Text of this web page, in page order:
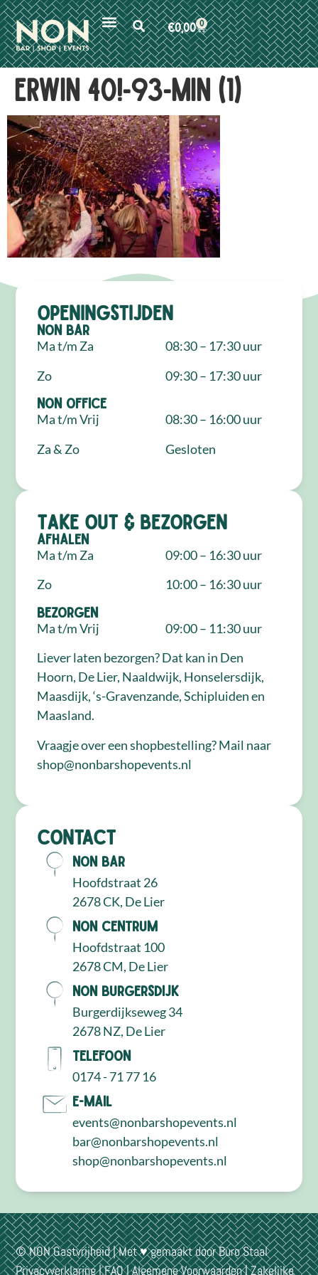
€0,00 0
ERWIN 40!-93-min (1)
Openingstijden
NON Bar
Ma t/m Za
Zo
08:30 – 17:30 uur
09:30 – 17:30 uur
NON Office
Ma t/m Vrij
Za & Zo
08:30 – 16:00 uur
Gesloten
Take out & bezorgen
Afhalen
Ma t/m Za
Zo
09:00 – 16:30 uur
10:00 – 16:30 uur
Bezorgen
Ma t/m Vrij
09:00 – 11:30 uur
Liever laten bezorgen? Dat kan in Den
Hoorn, De Lier, Naaldwijk, Honselersdijk,
Maasdijk, ‘s-Gravenzande, Schipluiden en
Maasland.
Vraagje over een shopbestelling? Mail naar
shop@nonbarshopevents.nl
Contact
NON Bar
Hoofdstraat 26
2678 CK, De Lier
NON Centrum
Hoofdstraat 100
2678 CM, De Lier
NON Burgersdijk
Burgerdijkseweg 34
2678 NZ, De Lier
Telefoon
0174 - 71 77 16
E-mail
events@nonbarshopevents.nl
bar@nonbarshopevents.nl
shop@nonbarshopevents.nl
© NON Gastvrijheid | Met ♥ gemaakt doorBuro Staal
Privacyverklaring|FAQ|Algemene Voorwaarden|Zakelijke